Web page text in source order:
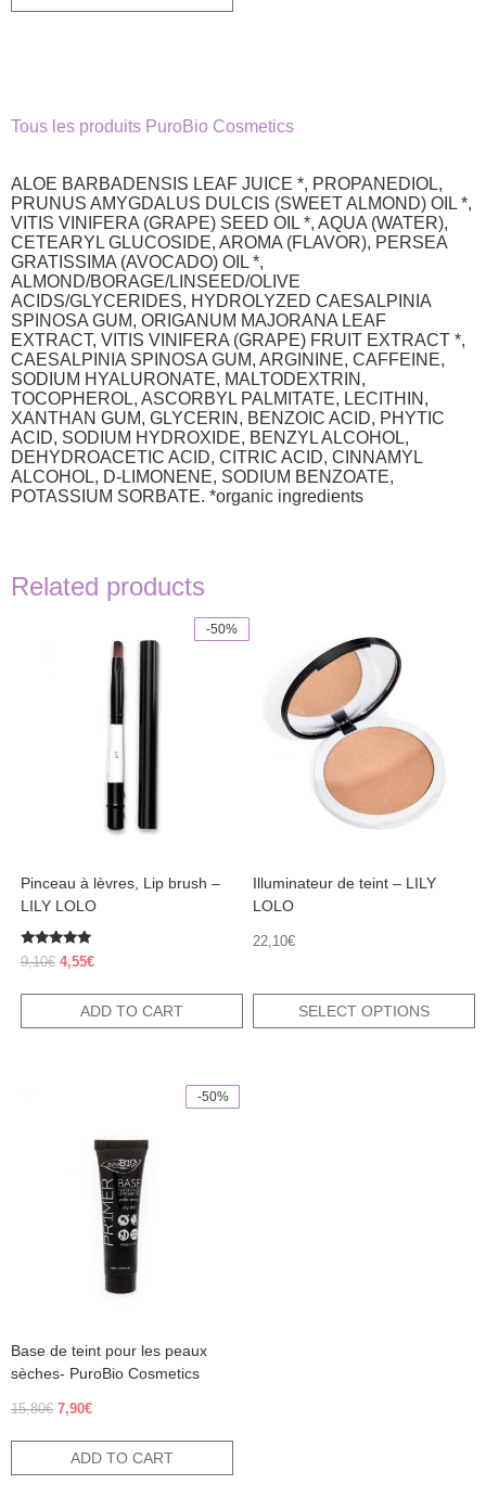
Tous les produits PuroBio Cosmetics
ALOE BARBADENSIS LEAF JUICE *, PROPANEDIOL,
PRUNUS AMYGDALUS DULCIS (SWEET ALMOND) OIL *,
VITIS VINIFERA (GRAPE) SEED OIL *, AQUA (WATER),
CETEARYL GLUCOSIDE, AROMA (FLAVOR), PERSEA
GRATISSIMA (AVOCADO) OIL *,
ALMOND/BORAGE/LINSEED/OLIVE
ACIDS/GLYCERIDES, HYDROLYZED CAESALPINIA
SPINOSA GUM, ORIGANUM MAJORANA LEAF
EXTRACT, VITIS VINIFERA (GRAPE) FRUIT EXTRACT *,
CAESALPINIA SPINOSA GUM, ARGININE, CAFFEINE,
SODIUM HYALURONATE, MALTODEXTRIN,
TOCOPHEROL, ASCORBYL PALMITATE, LECITHIN,
XANTHAN GUM, GLYCERIN, BENZOIC ACID, PHYTIC
ACID, SODIUM HYDROXIDE, BENZYL ALCOHOL,
DEHYDROACETIC ACID, CITRIC ACID, CINNAMYL
ALCOHOL, D-LIMONENE, SODIUM BENZOATE,
POTASSIUM SORBATE. *organic ingredients
Related products
-50%
Pinceau à lèvres, Lip brush –
LILY LOLO
Rated
5.00
9,10€ Original
4,55€Current
ADD TO CART
Illuminateur de teint – LILY
LOLO
22,10€
SELECT OPTIONS
multiple
variants.
page
-50%
Base de teint pour les peaux
sèches- PuroBio Cosmetics
15,80€ Original
7,90€Current
ADD TO CART